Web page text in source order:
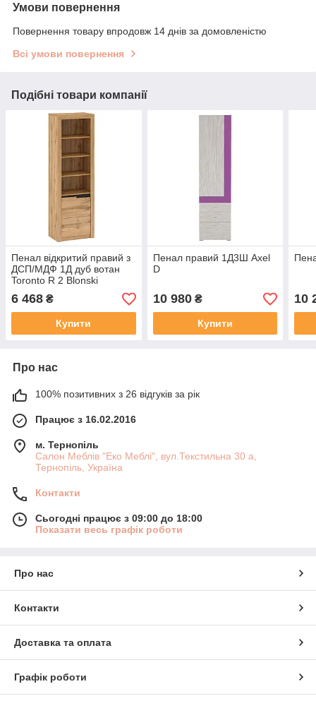
Умови повернення
Повернення товару впродовж 14 днів за домовленістю
Всі умови повернення
Подібні товари компанії
Пенал відкритий правий з
ДСП/МДФ 1Д дуб вотан
Toronto R 2 Blonski
6 468 ₴
Купити
Пенал правий 1Д3Ш Axel
D
10 980₴
Купити
10
Про нас
100% позитивних з 26 відгуків за рік
Працює з 16.02.2016
м. Тернопіль
Салон Меблів "Еко Меблі", вул.Текстильна 30 а,
Тернопіль, Україна
Контакти
Сьогодні працює з 09:00 до 18:00
Показати весь графік роботи
Про нас
Контакти
Доставка та оплата
Графік роботи